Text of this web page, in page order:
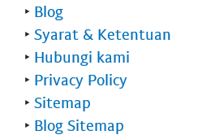
‣ Blog
‣ Syarat & Ketentuan
‣ Hubungi kami
‣ Privacy Policy
‣ Sitemap
‣ Blog Sitemap